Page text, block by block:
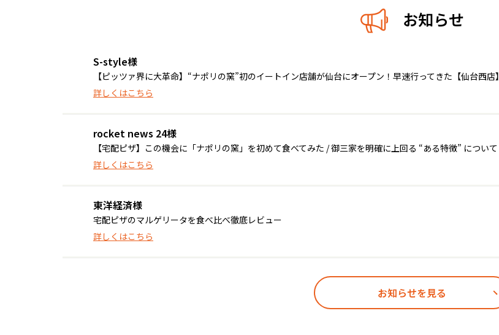
お知らせ
S-style様
【ピッツァ界に大革命】“ナポリの窯”初のイートイン店舗が仙台にオープン！早速行ってきた【仙台西店】
詳しくはこちら
rocket news 24様
【宅配ピザ】この機会に「ナポリの窯」を初めて食べてみた / 御三家を明確に上回る “ある特徴” について
詳しくはこちら
東洋経済様
宅配ピザのマルゲリータを食べ比べ徹底レビュー
詳しくはこちら
お知らせを見る